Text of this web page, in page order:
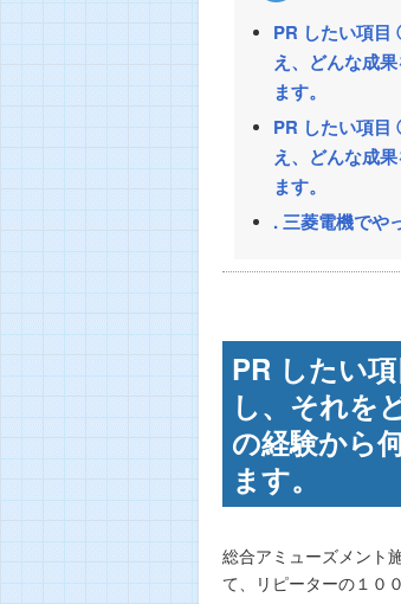
PR したい項目
え、どんな成
ます。
PR したい項目
え、どんな成
ます。
. 三菱電機でや
PR したい
し、それを
の経験から
ます。
総合アミューズメント
て、リピーターの１０